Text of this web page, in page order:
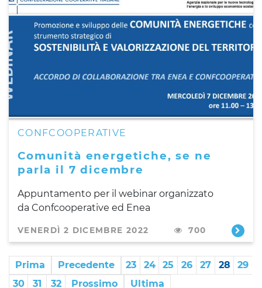
CONFCOOPERATIVE
Comunità energetiche, se ne
parla il 7 dicembre
Appuntamento per il webinar organizzato
da Confcooperative ed Enea
VENERDÌ 2 DICEMBRE 2022 700
Prima Precedente 23 24 25 26 27 28
29
30
31 32 Prossimo Ultima